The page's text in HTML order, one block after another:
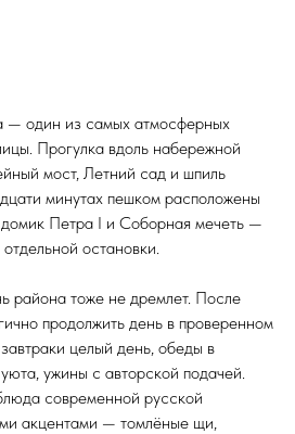
— один из самых атмосферных
Прогулка вдоль набережной
мост, Летний сад и шпиль
минутах пешком расположены
Петра I и Соборная мечеть —
остановки.
района тоже не дремлет. После
продолжить день в проверенном
целый день, обеды в
ужины с авторской подачей.
современной русской
акцентами — томлёные щи,